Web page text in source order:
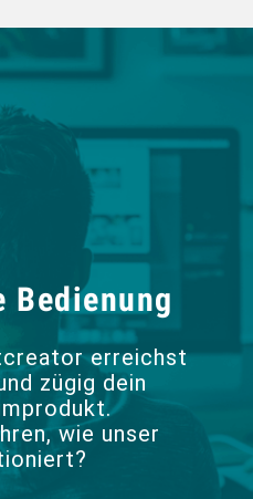
erreichst
zügig dein
wie unser